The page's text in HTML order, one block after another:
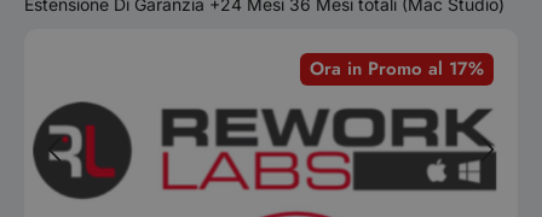
Ora in Promo al 17%